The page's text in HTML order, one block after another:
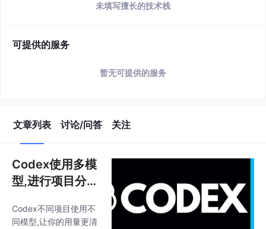
未填写擅长的技术栈
可提供的服务
暂无可提供的服务
文章列表 讨论/问答 关注
Codex使用多模
型,进行项目分
清晰
Codex不同项目使用不
同模型,让你的用量更清